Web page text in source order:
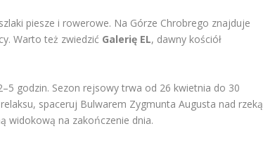
piesze i rowerowe. Na Górze Chrobrego znajduje
Warto też zwiedzić Galerię EL, dawny kościół
godzin. Sezon rejsowy trwa od 26 kwietnia do 30
spaceruj Bulwarem Zygmunta Augusta nad rzeką
widokową na zakończenie dnia.